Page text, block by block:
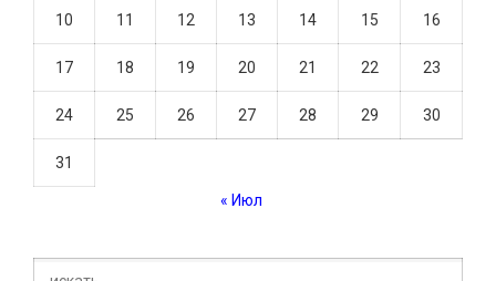
10 11 12 13 14 15 16
17 18 19 20 21 22 23
24 25 26 27 28 29 30
31
« Июл